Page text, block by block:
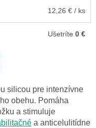
12,26 € / ks
Ušetríte 0 €
silicou pre intenzívne
obehu. Pomáha
a stimuluje
a anticelulitídne